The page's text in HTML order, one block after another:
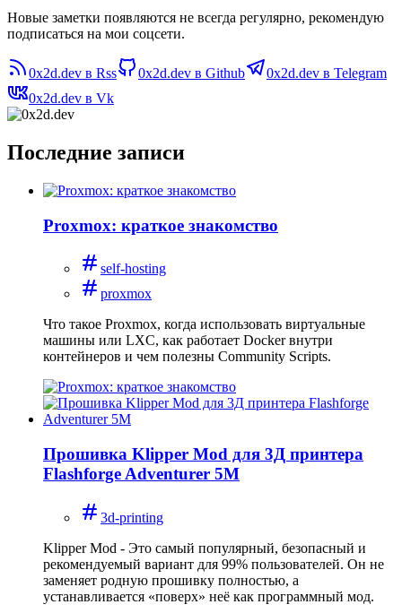
Новые заметки появляются не всегда регулярно, рекомендую
подписаться на мои соцсети.
0x2d.dev в Rss 0x2d.dev в Github
0x2d.dev в Telegram
0x2d.dev в Vk
Последние записи
Proxmox: краткое знакомство
self-hosting
proxmox
Что такое Proxmox, когда использовать виртуальные
машины или LXC, как работает Docker внутри
контейнеров и чем полезны Community Scripts.
Прошивка Klipper Mod для 3Д принтера
Flashforge Adventurer 5M
3d-printing
Klipper Mod - Это самый популярный, безопасный и
рекомендуемый вариант для 99% пользователей. Он не
заменяет родную прошивку полностью, а
устанавливается «поверх» неё как программный мод.